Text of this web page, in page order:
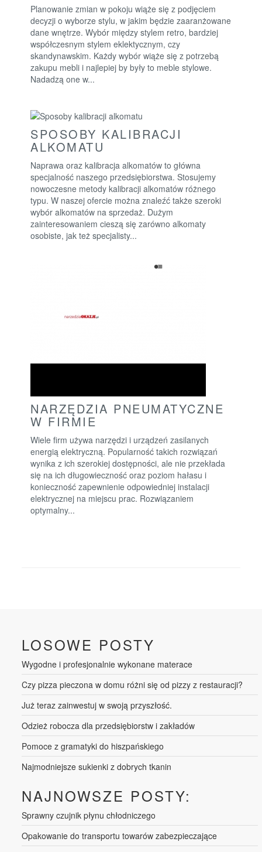
Planowanie zmian w pokoju wiąże się z podjęciem
decyzji o wyborze stylu, w jakim będzie zaaranżowane
dane wnętrze. Wybór między stylem retro, bardziej
współczesnym stylem eklektycznym, czy
skandynawskim. Każdy wybór wiąże się z potrzebą
zakupu mebli i najlepiej by były to meble stylowe.
Nadadzą one w...
SPOSOBY KALIBRACJI
ALKOMATU
Naprawa oraz kalibracja alkomatów to główna
specjalność naszego przedsiębiorstwa. Stosujemy
nowoczesne metody kalibracji alkomatów różnego
typu. W naszej ofercie można znaleźć także szeroki
wybór alkomatów na sprzedaż. Dużym
zainteresowaniem cieszą się zarówno alkomaty
osobiste, jak też specjalisty...
NARZĘDZIA PNEUMATYCZNE
W FIRMIE
Wiele firm używa narzędzi i urządzeń zasilanych
energią elektryczną. Popularność takich rozwiązań
wynika z ich szerokiej dostępności, ale nie przekłada
się na ich długowieczność oraz poziom hałasu i
konieczność zapewnienie odpowiedniej instalacji
elektrycznej na miejscu prac. Rozwiązaniem
optymalny...
LOSOWE POSTY
Wygodne i profesjonalnie wykonane materace
Czy pizza pieczona w domu różni się od pizzy z restauracji?
Już teraz zainwestuj w swoją przyszłość.
Odzież robocza dla przedsiębiorstw i zakładów
Pomoce z gramatyki do hiszpańskiego
Najmodniejsze sukienki z dobrych tkanin
NAJNOWSZE POSTY:
Sprawny czujnik płynu chłodniczego
Opakowanie do transportu towarów zabezpieczające